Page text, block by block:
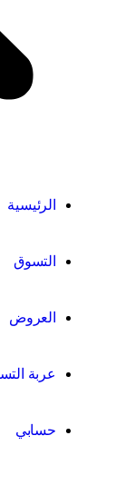
الرئيسية
التسوق
العروض
عربة
حسابي